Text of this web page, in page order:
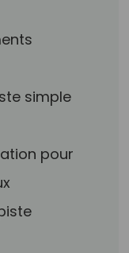
simple
pour